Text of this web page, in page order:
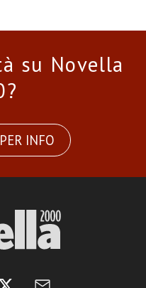
su Novella
INFO